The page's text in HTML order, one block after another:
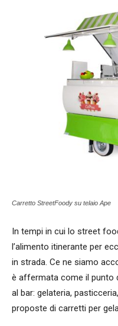
Carretto StreetFoody su telaio Ape
In tempi in cui lo street
l’alimento itinerante per
in strada. Ce ne siamo
è affermata come il punto
al bar: gelateria,
proposte di carretti per